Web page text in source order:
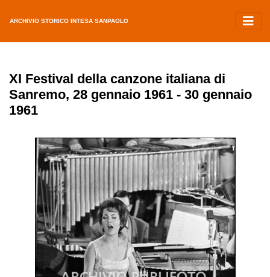
ARCHIVIO STORICO INTESA SANPAOLO
XI Festival della canzone italiana di
Sanremo, 28 gennaio 1961 - 30 gennaio
1961